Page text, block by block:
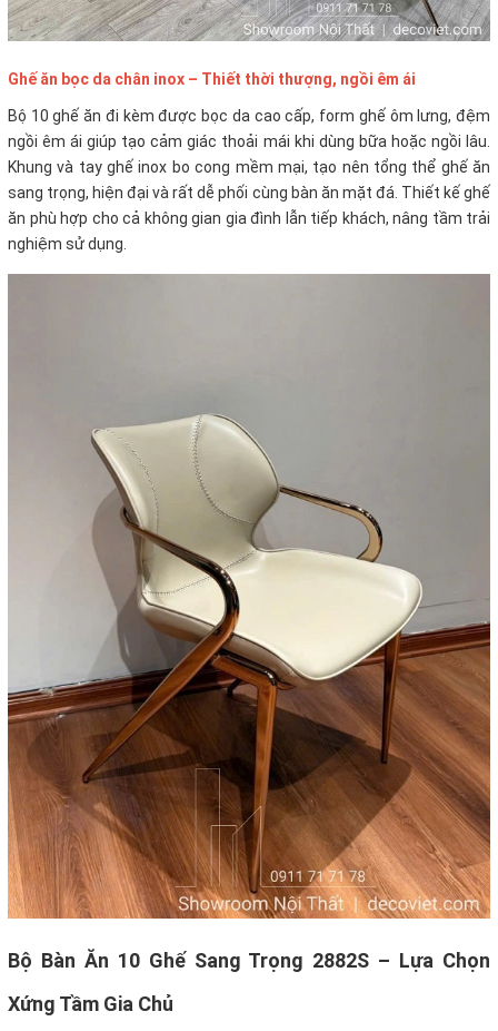
Ghế ăn bọc da chân inox – Thiết thời thượng, ngồi êm ái
Bộ 10 ghế ăn đi kèm được bọc da cao cấp, form ghế ôm lưng, đệm
ngồi êm ái giúp tạo cảm giác thoải mái khi dùng bữa hoặc ngồi lâu.
Khung và tay ghế inox bo cong mềm mại, tạo nên tổng thể ghế ăn
sang trọng, hiện đại và rất dễ phối cùng bàn ăn mặt đá. Thiết kế ghế
ăn phù hợp cho cả không gian gia đình lẫn tiếp khách, nâng tầm trải
nghiệm sử dụng.
Bộ Bàn Ăn 10 Ghế Sang Trọng 2882S – Lựa Chọn
Xứng Tầm Gia Chủ